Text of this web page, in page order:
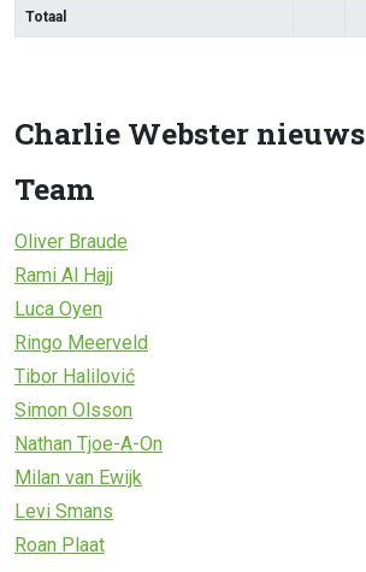
Totaal
Charlie Webster nieuws
Team
Oliver Braude
Rami Al Hajj
Luca Oyen
Ringo Meerveld
Tibor Halilović
Simon Olsson
Nathan Tjoe-A-On
Milan van Ewijk
Levi Smans
Roan Plaat